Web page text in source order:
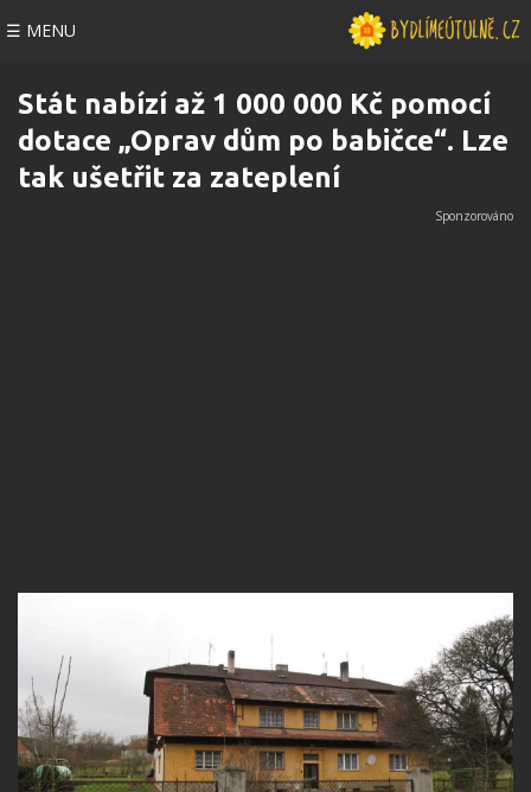
☰ MENU
Stát nabízí až 1 000 000 Kč pomocí
dotace „Oprav dům po babičce“. Lze
tak ušetřit za zateplení